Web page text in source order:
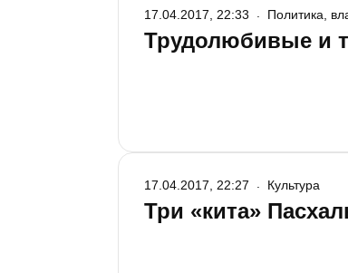
Трудолюбивые и
17.04.2017, 22:33 Политика,
Три «кита»
17.04.2017, 22:27 Культура